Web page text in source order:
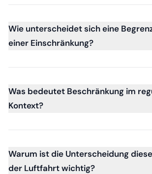
Wie unterscheidet sich eine
einer Einschränkung?
Was bedeutet Beschränkung im
Kontext?
Warum ist die Unterscheidung
der Luftfahrt wichtig?